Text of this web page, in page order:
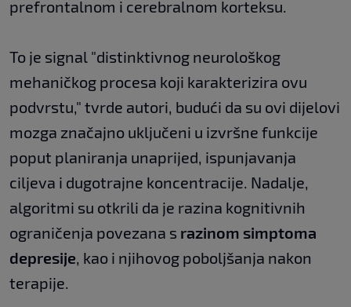
prefrontalnom i cerebralnom korteksu.
To je signal "distinktivnog neurološkog
mehaničkog procesa koji karakterizira ovu
podvrstu," tvrde autori, budući da su ovi dijelovi
mozga značajno uključeni u izvršne funkcije
poput planiranja unaprijed, ispunjavanja
ciljeva i dugotrajne koncentracije. Nadalje,
algoritmi su otkrili da je razina kognitivnih
ograničenja povezana s razinom simptoma
depresije , kao i njihovog poboljšanja nakon
terapije.